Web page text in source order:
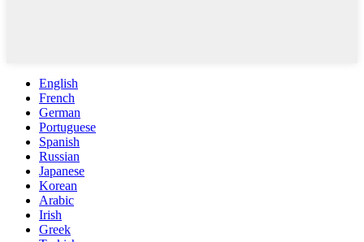
English
French
German
Portuguese
Spanish
Russian
Japanese
Korean
Arabic
Irish
Greek